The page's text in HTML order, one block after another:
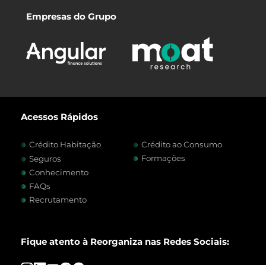
Empresas do Grupo
Acessos Rápidos
Crédito Habitação
Crédito ao Consumo
Seguros
Formações
Conhecimento
FAQs
Recrutamento
Fique atento à Reorganiza nas Redes Sociais: